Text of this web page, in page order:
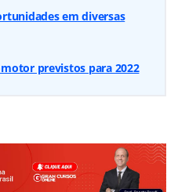
em diversas
previstos para 2022